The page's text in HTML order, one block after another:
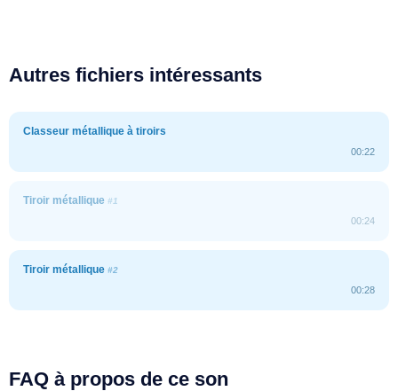
Autres fichiers intéressants
Classeur métallique à tiroirs
00:22
Tiroir métallique #1
00:24
Tiroir métallique #2
00:28
FAQ à propos de ce son